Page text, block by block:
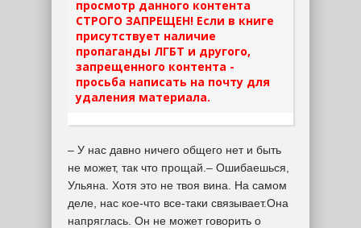
просмотр данного контента
СТРОГО ЗАПРЕЩЕН! Если в книге
присутствует наличие
пропаганды ЛГБТ и другого,
запрещенного контента -
просьба написать на почту для
удаления материала.
– У нас давно ничего общего нет и быть
не может, так что прощай.– Ошибаешься,
Ульяна. Хотя это не твоя вина. На самом
деле, нас кое-что все-таки связывает.Она
напряглась. Он не может говорить о